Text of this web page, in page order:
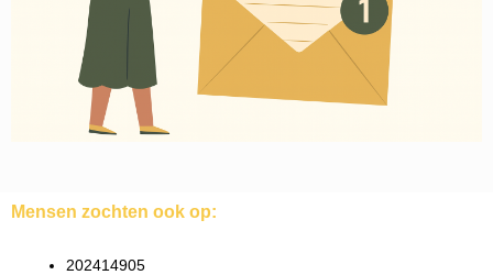
Mensen zochten ook op:
202414905